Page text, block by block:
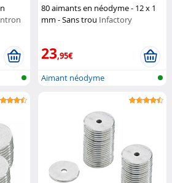
80 aimants en néodyme - 12 x 1
mm - Sans trou Infactory
23,95€
Aimant néodyme